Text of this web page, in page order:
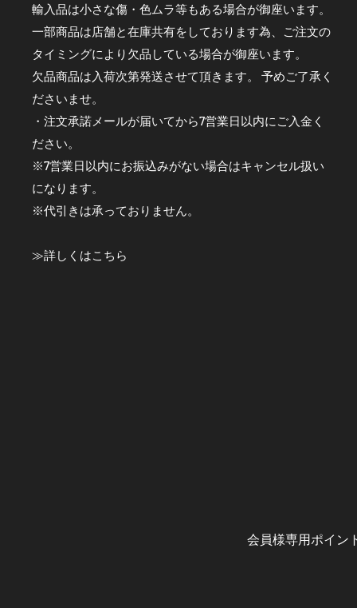
輸入品は小さな傷・色ムラ等もある場合が御座います。
一部商品は店舗と在庫共有をしております為、ご注文の
タイミングにより欠品している場合が御座います。
欠品商品は入荷次第発送させて頂きます。 予めご了承く
ださいませ。
・注文承諾メールが届いてから7営業日以内にご入金く
ださい。
※7営業日以内にお振込みがない場合はキャンセル扱い
になります。
※代引きは承っておりません。
≫詳しくはこちら
会員様専用ポイン